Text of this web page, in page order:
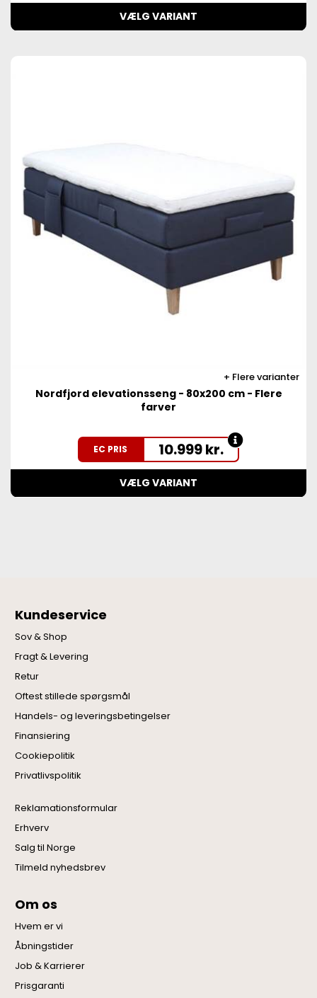
VÆLG VARIANT
Flere varianter
Nordfjord elevationsseng - 80x200 cm - Flere
farver
EC PRIS 10.999kr.
VÆLG VARIANT
Kundeservice
Sov & Shop
Fragt & Levering
Retur
Oftest stillede spørgsmål
Handels- og leveringsbetingelser
Finansiering
Cookiepolitik
Privatlivspolitik
Reklamationsformular
Erhverv
Salg til Norge
Tilmeld nyhedsbrev
Om os
Hvem er vi
Åbningstider
Job & Karrierer
Prisgaranti